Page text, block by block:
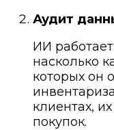
Аудит
ИИ
насколько
которых он
клиентах,
покупок.